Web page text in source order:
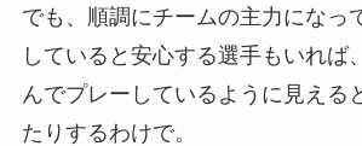
でも、順調にチームの主力になっ
していると安心する選手もいれば
んでプレーしているように見える
たりするわけで。